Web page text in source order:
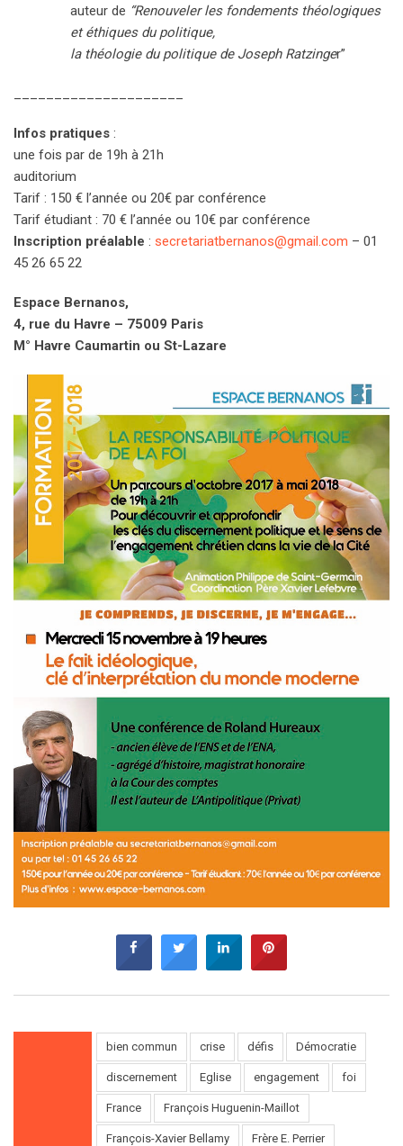
auteur de “Renouveler les fondements théologiques
et éthiques du politique,
la théologie du politique de Joseph Ratzinger”
Infos pratiques :
une fois par de 19h à 21h
auditorium
Tarif : 150 € l’année ou 20€ par conférence
Tarif étudiant : 70 € l’année ou 10€ par conférence
Inscription préalable : secretariatbernanos@gmail.com – 01
45 26 65 22
Espace Bernanos,
4, rue du Havre – 75009 Paris
M° Havre Caumartin ou St-Lazare
bien commun crise défis Démocratie
discernement Eglise engagement foi
France François Huguenin-Maillot
François-Xavier Bellamy Frère E. Perrier